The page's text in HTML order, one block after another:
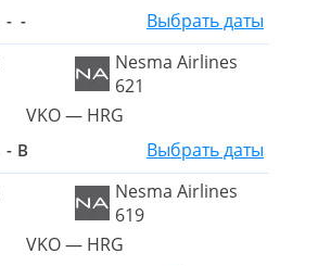
- -
Выбрать даты
Nesma Airlines
621
VKO — HRG
- В
Выбрать даты
Nesma Airlines
619
VKO — HRG